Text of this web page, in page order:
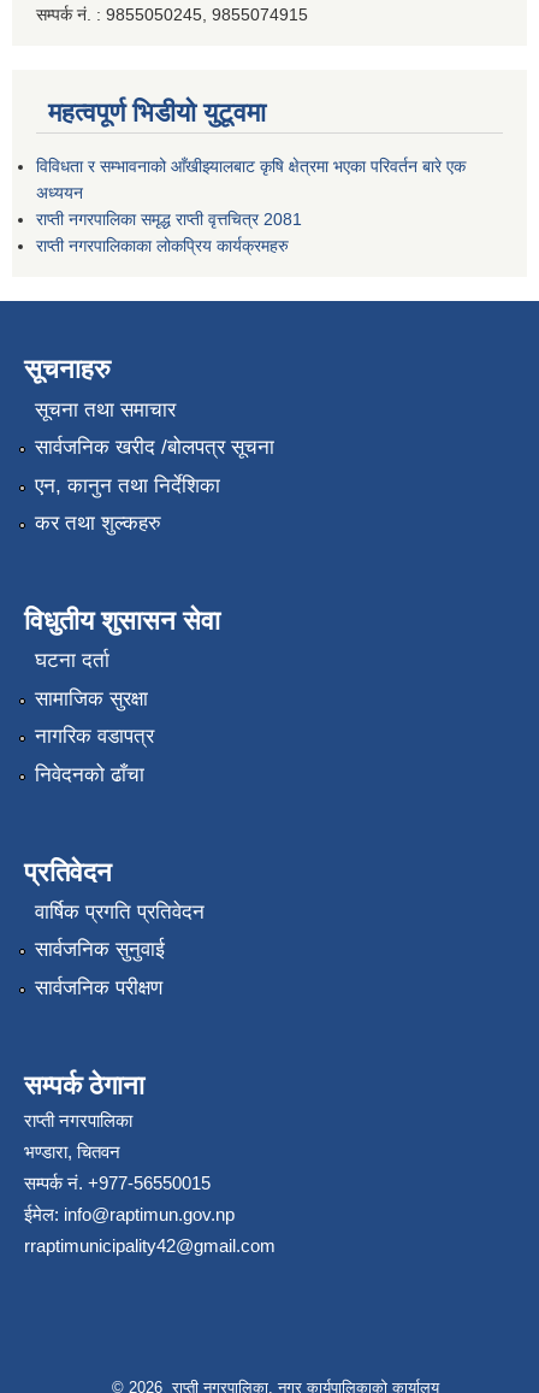
सम्पर्क नं. : 9855050245, 9855074915
महत्वपूर्ण भिडीयो युटूवमा
विविधता र सम्भावनाको आँखीझ्यालबाट कृषि क्षेत्रमा भएका परिवर्तन बारे एक
अध्ययन
राप्ती नगरपालिका समृद्ध राप्ती वृत्तचित्र 2081
राप्ती नगरपालिकाका लोकप्रिय कार्यक्रमहरु
सूचनाहरु
सूचना तथा समाचार
सार्वजनिक खरीद /बोलपत्र सूचना
एन, कानुन तथा निर्देशिका
कर तथा शुल्कहरु
विधुतीय शुसासन सेवा
घटना दर्ता
सामाजिक सुरक्षा
नागरिक वडापत्र
निवेदनको ढाँचा
प्रतिवेदन
वार्षिक प्रगति प्रतिवेदन
सार्वजनिक सुनुवाई
सार्वजनिक परीक्षण
सम्पर्क ठेगाना
राप्ती नगरपालिका
भण्डारा, चितवन
सम्पर्क नं. +977-56550015
ईमेल: info@raptimun.gov.np
rraptimunicipality42@gmail.com
© 2026 राप्ती नगरपालिका, नगर कार्यपालिकाको कार्यालय